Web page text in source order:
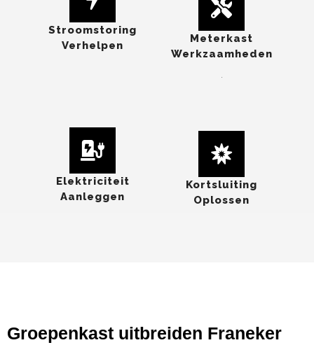
Stroomstoring
Verhelpen
Meterkast
Werkzaamheden
Elektriciteit
Aanleggen
Kortsluiting
Oplossen
Groepenkast uitbreiden Franeker